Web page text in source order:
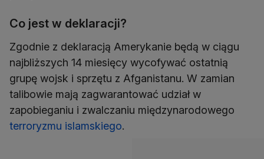
Co jest w deklaracji?
Zgodnie z deklaracją Amerykanie będą w ciągu
najbliższych 14 miesięcy wycofywać ostatnią
grupę wojsk i sprzętu z Afganistanu. W zamian
talibowie mają zagwarantować udział w
zapobieganiu i zwalczaniu międzynarodowego
terroryzmu islamskiego.